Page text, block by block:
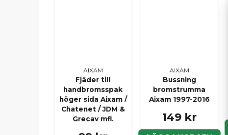
AIXAM
Fjäder till
handbromsspak
höger sida Aixam /
Chatenet / JDM &
Grecav mfl.
AIXAM
Bussning
bromstrumma
Aixam 1997-2016
149 kr